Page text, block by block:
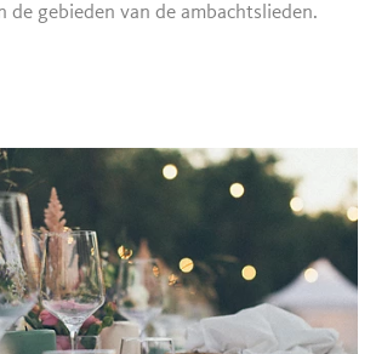
de gebieden van de ambachtslieden.